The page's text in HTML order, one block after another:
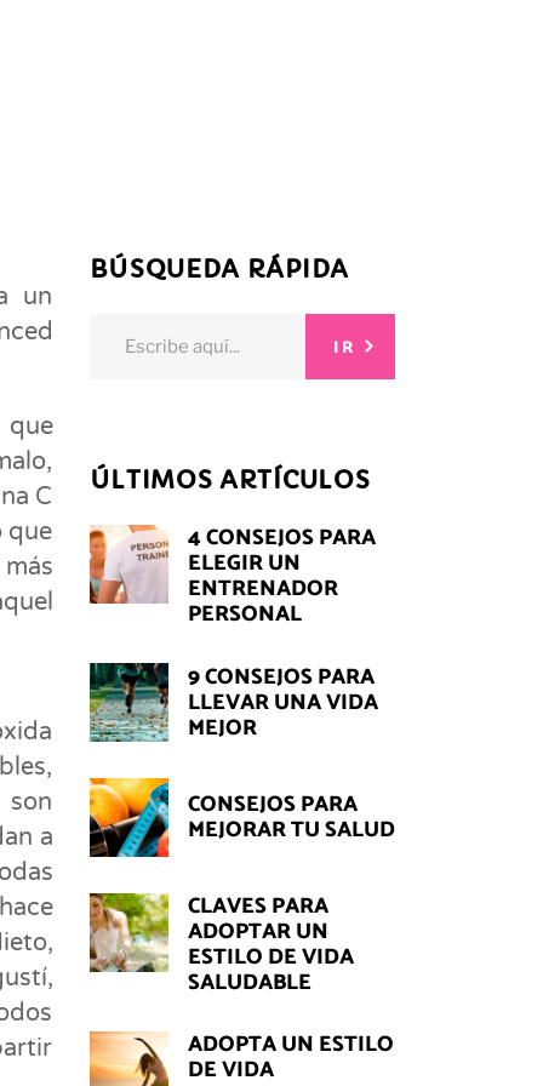
un
que
C
que
a
BÚSQUEDA RÁPIDA
IR
ÚLTIMOS ARTÍCULOS
4 CONSEJOS PARA
ELEGIR UN
ENTRENADOR
PERSONAL
9 CONSEJOS PARA
LLEVAR UNA VIDA
MEJOR
CONSEJOS PARA
MEJORAR TU SALUD
CLAVES PARA
ADOPTAR UN
ESTILO DE VIDA
SALUDABLE
ADOPTA UN ESTILO
DE VIDA